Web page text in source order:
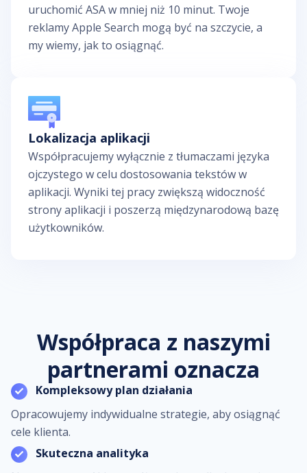
uruchomić ASA w mniej niż 10 minut. Twoje
reklamy Apple Search mogą być na szczycie, a
my wiemy, jak to osiągnąć.
Lokalizacja aplikacji
Współpracujemy wyłącznie z tłumaczami języka
ojczystego w celu dostosowania tekstów w
aplikacji. Wyniki tej pracy zwiększą widoczność
strony aplikacji i poszerzą międzynarodową bazę
użytkowników.
Współpraca z naszymi
partnerami oznacza
Kompleksowy plan działania
Opracowujemy indywidualne strategie, aby osiągnąć
cele klienta.
Skuteczna analityka